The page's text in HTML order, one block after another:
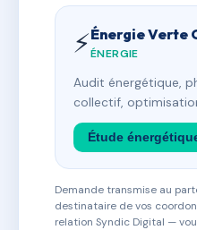
⚡Énergie Verte
ÉNERGIE
Audit énergétique,
collectif,
Étude
Demande transmise au
destinataire de vos
relation Syndic Digital —